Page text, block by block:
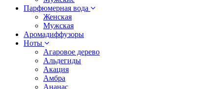
Парфюмерная вода
Женская
Мужская
Аромадиффузоры
Ноты
Агаровое дерево
Альдегиды
Акация
Амбра
Ананас